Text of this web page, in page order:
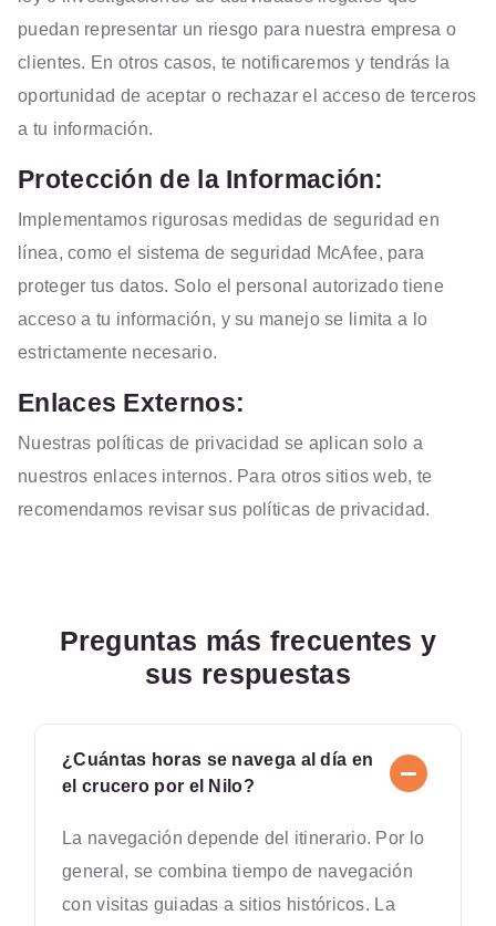
puedan representar un riesgo para nuestra empresa o
clientes. En otros casos, te notificaremos y tendrás la
oportunidad de aceptar o rechazar el acceso de terceros
a tu información.
Protección de la Información:
Implementamos rigurosas medidas de seguridad en
línea, como el sistema de seguridad McAfee, para
proteger tus datos. Solo el personal autorizado tiene
acceso a tu información, y su manejo se limita a lo
estrictamente necesario.
Enlaces Externos:
Nuestras políticas de privacidad se aplican solo a
nuestros enlaces internos. Para otros sitios web, te
recomendamos revisar sus políticas de privacidad.
Preguntas más frecuentes y
sus respuestas
¿Cuántas horas se navega al día en
el crucero por el Nilo?
La navegación depende del itinerario. Por lo
general, se combina tiempo de navegación
con visitas guiadas a sitios históricos. La